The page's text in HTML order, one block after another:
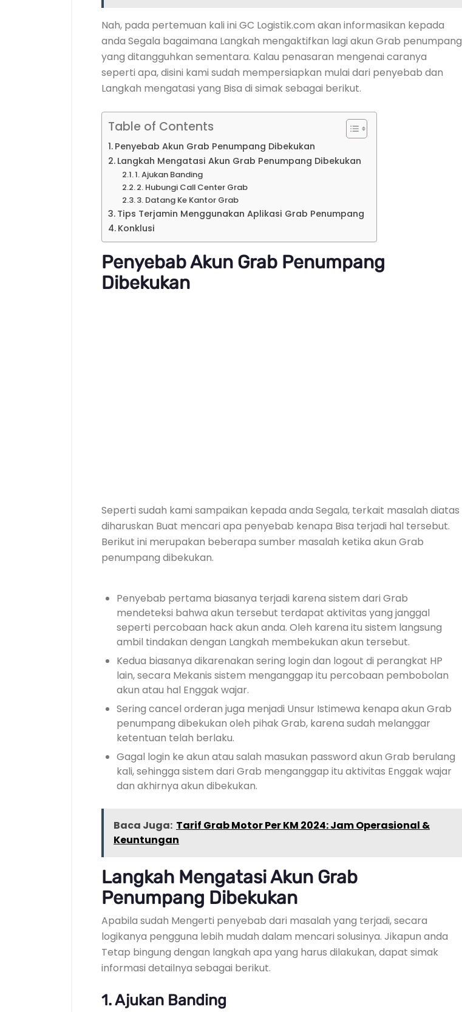
Nah, pada pertemuan kali ini GC Logistik.com akan informasikan kepada
anda Segala bagaimana Langkah mengaktifkan lagi akun Grab penumpang
yang ditangguhkan sementara. Kalau penasaran mengenai caranya
seperti apa, disini kami sudah mempersiapkan mulai dari penyebab dan
Langkah mengatasi yang Bisa di simak sebagai berikut.
Table of Contents
Penyebab Akun Grab Penumpang Dibekukan
Langkah Mengatasi Akun Grab Penumpang Dibekukan
1. Ajukan Banding
2. Hubungi Call Center Grab
3. Datang Ke Kantor Grab
Tips Terjamin Menggunakan Aplikasi Grab Penumpang
Konklusi
Penyebab Akun Grab Penumpang
Dibekukan
Seperti sudah kami sampaikan kepada anda Segala, terkait masalah diatas
diharuskan Buat mencari apa penyebab kenapa Bisa terjadi hal tersebut.
Berikut ini merupakan beberapa sumber masalah ketika akun Grab
penumpang dibekukan.
Penyebab pertama biasanya terjadi karena sistem dari Grab
mendeteksi bahwa akun tersebut terdapat aktivitas yang janggal
seperti percobaan hack akun anda. Oleh karena itu sistem langsung
ambil tindakan dengan Langkah membekukan akun tersebut.
Kedua biasanya dikarenakan sering login dan logout di perangkat HP
lain, secara Mekanis sistem menganggap itu percobaan pembobolan
akun atau hal Enggak wajar.
Sering cancel orderan juga menjadi Unsur Istimewa kenapa akun Grab
penumpang dibekukan oleh pihak Grab, karena sudah melanggar
ketentuan telah berlaku.
Gagal login ke akun atau salah masukan password akun Grab berulang
kali, sehingga sistem dari Grab menganggap itu aktivitas Enggak wajar
dan akhirnya akun dibekukan.
Baca Juga: Tarif Grab Motor Per KM 2024: Jam Operasional &
Keuntungan
Langkah Mengatasi Akun Grab
Penumpang Dibekukan
Apabila sudah Mengerti penyebab dari masalah yang terjadi, secara
logikanya pengguna lebih mudah dalam mencari solusinya. Jikapun anda
Tetap bingung dengan langkah apa yang harus dilakukan, dapat simak
informasi detailnya sebagai berikut.
1. Ajukan Banding